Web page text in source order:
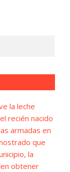
la leche
recién nacido
armadas en
que
la
obtener